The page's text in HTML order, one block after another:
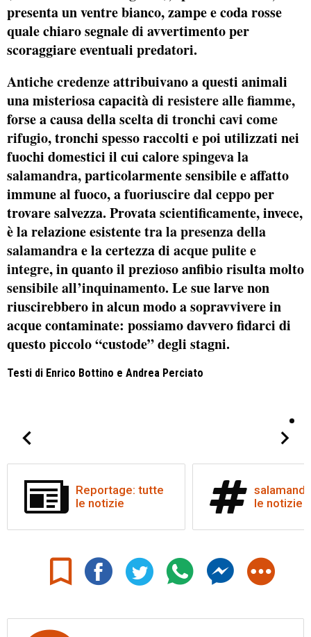
presenta un ventre bianco, zampe e coda rosse
quale chiaro segnale di avvertimento per
scoraggiare eventuali predatori.
Antiche credenzeattribuivano a questi animali
una misteriosa capacità di resistere alle fiamme,
forse a causa della scelta di tronchi cavi come
rifugio, tronchi spesso raccolti e poi utilizzati nei
fuochi domestici il cui calorespingeva la
salamandra,particolarmente sensibile e affatto
immune al fuoco, afuoriuscire dal ceppoper
trovare salvezza. Provatascientificamente, invece,
è la relazione esistente trala presenza della
salamandrae la certezza di acque pulite e
integre, in quanto il prezioso anfibio risulta molto
sensibile all’inquinamento. Le sue larve non
riuscirebbero in alcun modo a sopravvivere in
acque contaminate: possiamo davvero fidarci di
questo piccolo “custode” degli stagni.
Testi di Enrico Bottino e Andrea Perciato
Reportage: tutte
le notizie
le notizie